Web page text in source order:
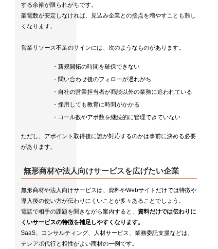
する余裕が限られがちです。
架電数が安定しなければ、見込み企業との接点を増やすことも難し
くなります。
営業リソース不足のサインには、次のようなものがあります。
・新規開拓の時間を確保できない
・問い合わせ後のフォローが遅れがち
・自社の営業担当者が商談以外の業務に追われている
・採用しても教育に時間がかかる
・コール数やアポ数を継続的に管理できていない
ただし、アポイント取得後に誰が対応するのかは事前に決める必要
があります。
無形商材や法人向けサービスを広げたい企業
無形商材や法人向けサービスは、資料やWebサイトだけでは特徴や
導入後の使い方が伝わりにくいことが多々あることでしょう。
電話で相手の課題を聞きながら案内すると、 資料だけでは伝わりに
くいサービスの特徴を補足しやすくなります。
SaaS、コンサルティング、人材サービス、業務委託支援などは、
テレアポ代行と相性がよい商材の一例です。